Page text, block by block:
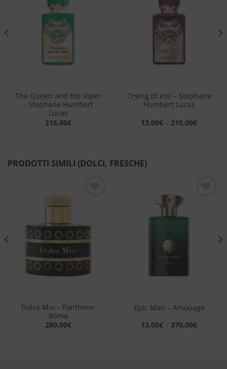
The Queen and the Viper
– Stephane Humbert
Lucas
215,00€
Crying of evil – Stephane
Humbert Lucas
13,00€ – 215,00€
PRODOTTI SIMILI (DOLCI, FRESCHE)
dei
desideri
Dolce Mio – Pantheon
Roma
280,00€
alla lista
Epic Man – Amouage
13,00€ – 370,00€